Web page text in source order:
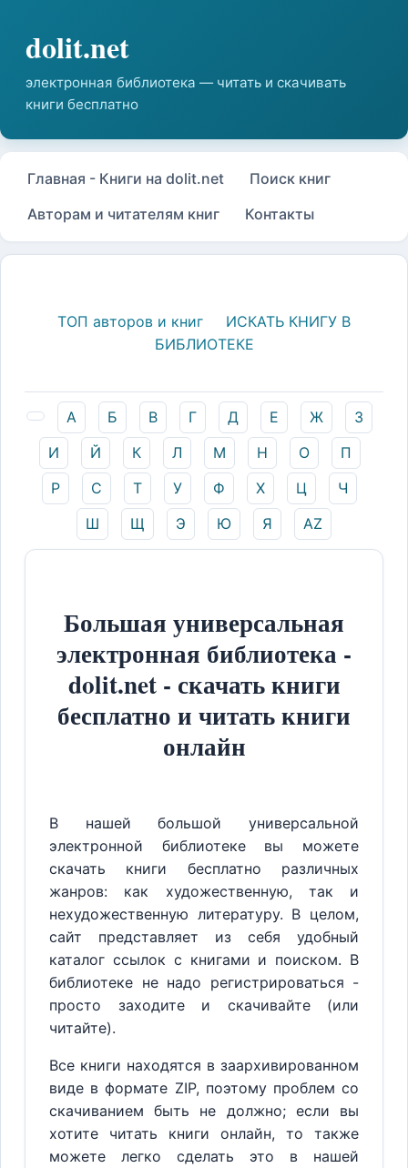
Главная - Книги на dolit.net
Поиск книг
Авторам и читателям книг
Контакты
ТОП авторов и книг
ИСКАТЬ КНИГУ В
БИБЛИОТЕКЕ
А Б В Г Д Е Ж
З
И
Й К Л М Н О
П
Р
С Т У Ф Х Ц
Ч
Ш
Щ Э Ю Я AZ
Большая универсальная
электронная библиотека -
dolit.net - скачать книги
бесплатно и читать книги
онлайн
В нашей большой универсальной
электронной библиотеке вы можете
скачать книги бесплатно различных
жанров: как художественную, так и
нехудожественную литературу. В целом,
сайт представляет из себя удобный
каталог ссылок с книгами и поиском. В
библиотеке не надо регистрироваться -
просто заходите и скачивайте (или
читайте).
Все книги находятся в заархивированном
виде в формате ZIP, поэтому проблем со
скачиванием быть не должно; если вы
хотите читать книги онлайн, то также
можете легко сделать это в нашей